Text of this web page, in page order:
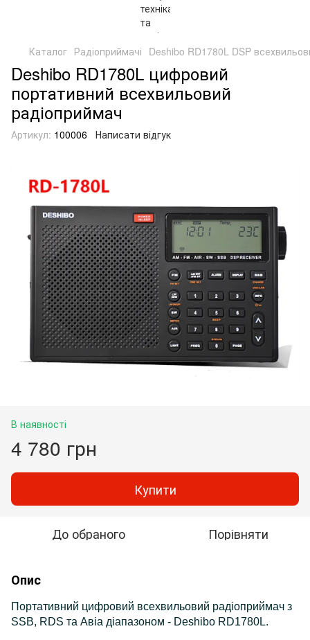
Каталог Радіоприймачі Deshibo RD1780L DSP
Deshibo RD1780L цифровий
портативний всехвильовий
радіоприймач
Артикул: 100006 Написати відгук
В наявності
4 780 грн
Купити
До обраного Порівняти
Опис
Портативний цифровий всехвильовий радіоприймач з
SSB, RDS та Авіа діапазоном - Deshibo RD1780L.